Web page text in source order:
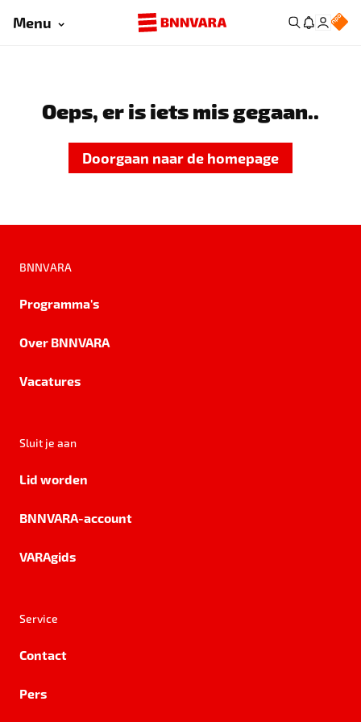
Menu
Oeps, er is iets mis gegaan..
Doorgaan naar de homepage
BNNVARA
Programma's
Over BNNVARA
Vacatures
Sluit je aan
Lid worden
BNNVARA-account
VARAgids
Service
Contact
Pers